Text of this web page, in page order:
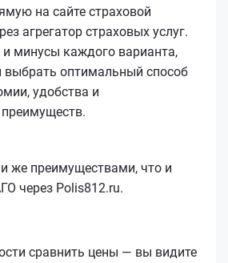
на сайте страховой
агрегатор страховых услуг.
минусы каждого варианта,
оптимальный способ
удобства и
же преимуществами, что и
через Polis812.ru.
сравнить цены — вы видите